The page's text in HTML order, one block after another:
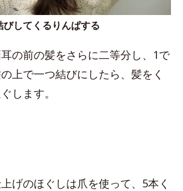
してくるりんぱする
の前の髪をさらに二等分し、1で
上で一つ結びにしたら、髪をく
します。
げのほぐしは爪を使って、5本く